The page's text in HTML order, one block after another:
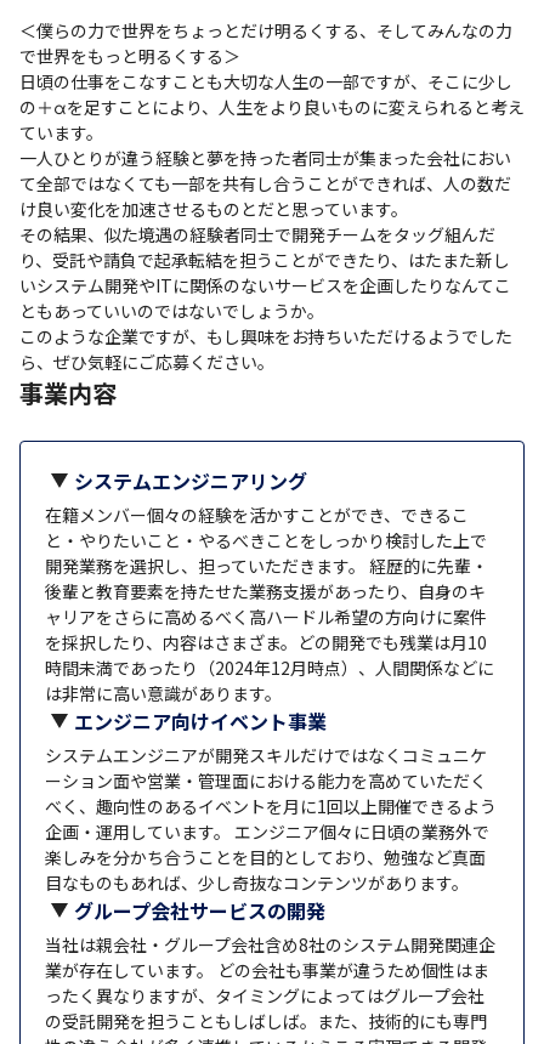
＜僕らの力で世界をちょっとだけ明るくする、そしてみんなの力
で世界をもっと明るくする＞
日頃の仕事をこなすことも大切な人生の一部ですが、そこに少し
の＋αを足すことにより、人生をより良いものに変えられると考え
ています。
一人ひとりが違う経験と夢を持った者同士が集まった会社におい
て全部ではなくても一部を共有し合うことができれば、人の数だ
け良い変化を加速させるものとだと思っています。
その結果、似た境遇の経験者同士で開発チームをタッグ組んだ
り、受託や請負で起承転結を担うことができたり、はたまた新し
いシステム開発やITに関係のないサービスを企画したりなんてこ
ともあっていいのではないでしょうか。
このような企業ですが、もし興味をお持ちいただけるようでした
ら、ぜひ気軽にご応募ください。
事業内容
システムエンジニアリング
在籍メンバー個々の経験を活かすことができ、できるこ
と・やりたいこと・やるべきことをしっかり検討した上で
開発業務を選択し、担っていただきます。 経歴的に先輩・
後輩と教育要素を持たせた業務支援があったり、自身のキ
ャリアをさらに高めるべく高ハードル希望の方向けに案件
を採択したり、内容はさまざま。どの開発でも残業は月10
時間未満であったり（2024年12月時点）、人間関係などに
は非常に高い意識があります。
エンジニア向けイベント事業
システムエンジニアが開発スキルだけではなくコミュニケ
ーション面や営業・管理面における能力を高めていただく
べく、趣向性のあるイベントを月に1回以上開催できるよう
企画・運用しています。 エンジニア個々に日頃の業務外で
楽しみを分かち合うことを目的としており、勉強など真面
目なものもあれば、少し奇抜なコンテンツがあります。
グループ会社サービスの開発
当社は親会社・グループ会社含め8社のシステム開発関連企
業が存在しています。 どの会社も事業が違うため個性はま
ったく異なりますが、タイミングによってはグループ会社
の受託開発を担うこともしばしば。また、技術的にも専門